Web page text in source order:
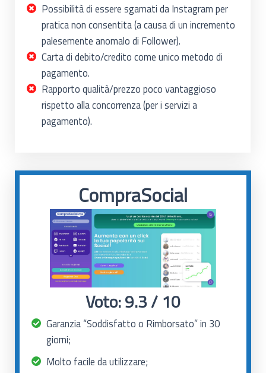
Possibilità di essere sgamati da Instagram per
pratica non consentita (a causa di un incremento
palesemente anomalo di Follower).
Carta di debito/credito come unico metodo di
pagamento.
Rapporto qualità/prezzo poco vantaggioso
rispetto alla concorrenza (per i servizi a
pagamento).
CompraSocial
Voto: 9.3 / 10
Garanzia “Soddisfatto o Rimborsato” in 30
giorni;
Molto facile da utilizzare;